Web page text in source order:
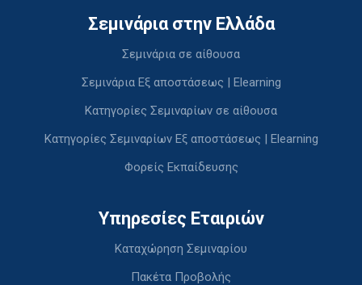
Σεμινάρια στην Ελλάδα
Σεμινάρια σε αίθουσα
Σεμινάρια Εξ αποστάσεως | Elearning
Κατηγορίες Σεμιναρίων σε αίθουσα
Κατηγορίες Σεμιναρίων Εξ αποστάσεως | Elearning
Φορείς Εκπαίδευσης
Υπηρεσίες Εταιριών
Καταχώρηση Σεμιναρίου
Πακέτα Προβολής